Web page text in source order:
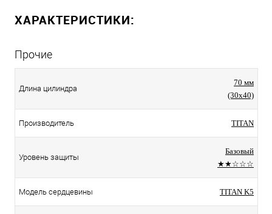
ХАРАКТЕРИСТИКИ:
Прочие
Длина цилиндра
70 мм
(30x40)
Производитель TITAN
Уровень защиты
Базовый
★★☆☆☆
Модель сердцевины TITAN K5